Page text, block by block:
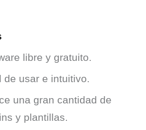
libre y gratuito.
de usar e intuitivo.
una gran cantidad de
y plantillas.